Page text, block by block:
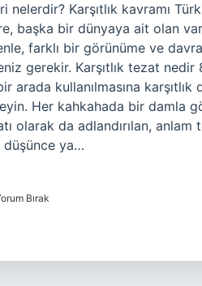
nelerdir? Karşıtlık kavramı
başka bir dünyaya ait olan
farklı bir görünüme ve
gerekir. Karşıtlık tezat nedir
arada kullanılmasına
Her kahkahada bir damla
olarak da adlandırılan,
düşünce ya…
Bırak